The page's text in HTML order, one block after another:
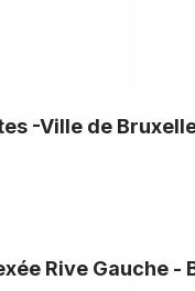
-Ville de
Rive Gauche -